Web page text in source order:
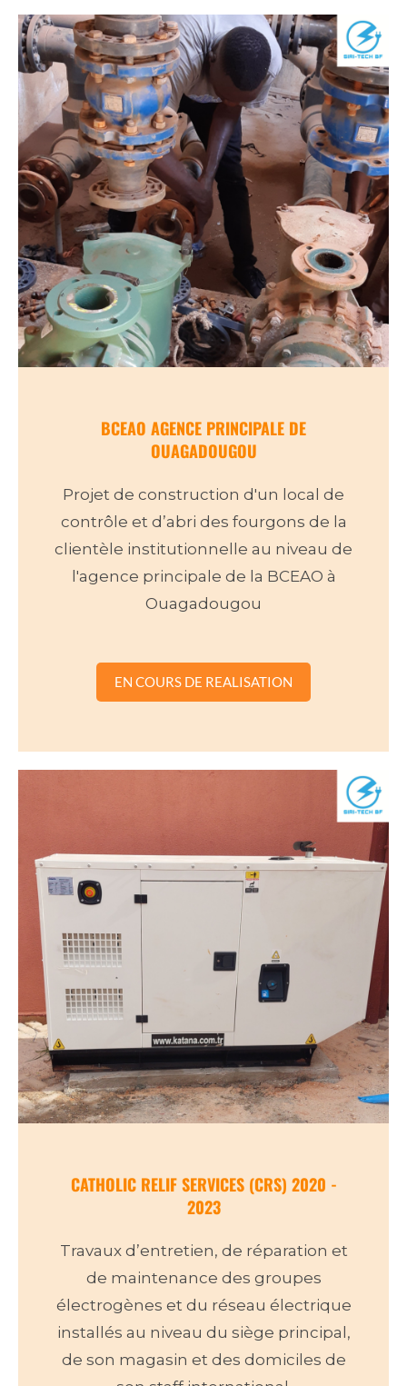
BCEAO AGENCE PRINCIPALE DE
OUAGADOUGOU
Projet de construction d'un local de
contrôle et d’abri des fourgons de la
clientèle institutionnelle au niveau de
l'agence principale de la BCEAO à
Ouagadougou
EN COURS DE REALISATION
CATHOLIC RELIF SERVICES (CRS) 2020 -
2023
Travaux d’entretien, de réparation et
de maintenance des groupes
électrogènes et du réseau électrique
installés au niveau du siège principal,
de son magasin et des domiciles de